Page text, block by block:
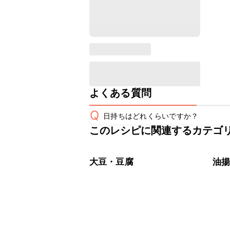
よくある質問
Q 日持ちはどれくらいですか？
こちらのレシピは出来たてをお召し
※日持ちは目安です。
このレシピに関連するカテゴ
大豆・豆腐 油